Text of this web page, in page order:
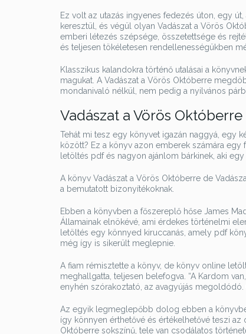
Ez volt az utazás ingyenes fedezés úton, egy
keresztül, és végül olyan Vadászat a Vörös
emberi létezés szépsége, összetettsége és
és teljesen tökéletesen rendellenességükben
Klasszikus kalandokra történő utalásai a
magukat. A Vadászat a Vörös Októberre
mondanivaló nélkül, nem pedig a nyilvános
Vadászat a Vörös
Tehát mi tesz egy könyvet igazán naggyá, egy
között? Ez a könyv azon emberek számára
letöltés pdf és nagyon ajánlom bárkinek, aki
A könyv Vadászat a Vörös Októberre de
a bemutatott bizonyítékoknak.
Ebben a könyvben a főszereplő hőse James
Államainak elnökévé, ami érdekes történelmi
letöltés egy könnyed kiruccanás, amely pdf
még így is sikerült meglepnie.
A fiam rémisztette a könyv, de könyv online
meghallgatta, teljesen belefogva. “A Kardom
enyhén szórakoztató, az avagyújás
Az egyik legmeglepőbb dolog ebben a
így könnyen érthetővé és értékelhetővé teszi
Októberre sokszínű, tele van csodálatos